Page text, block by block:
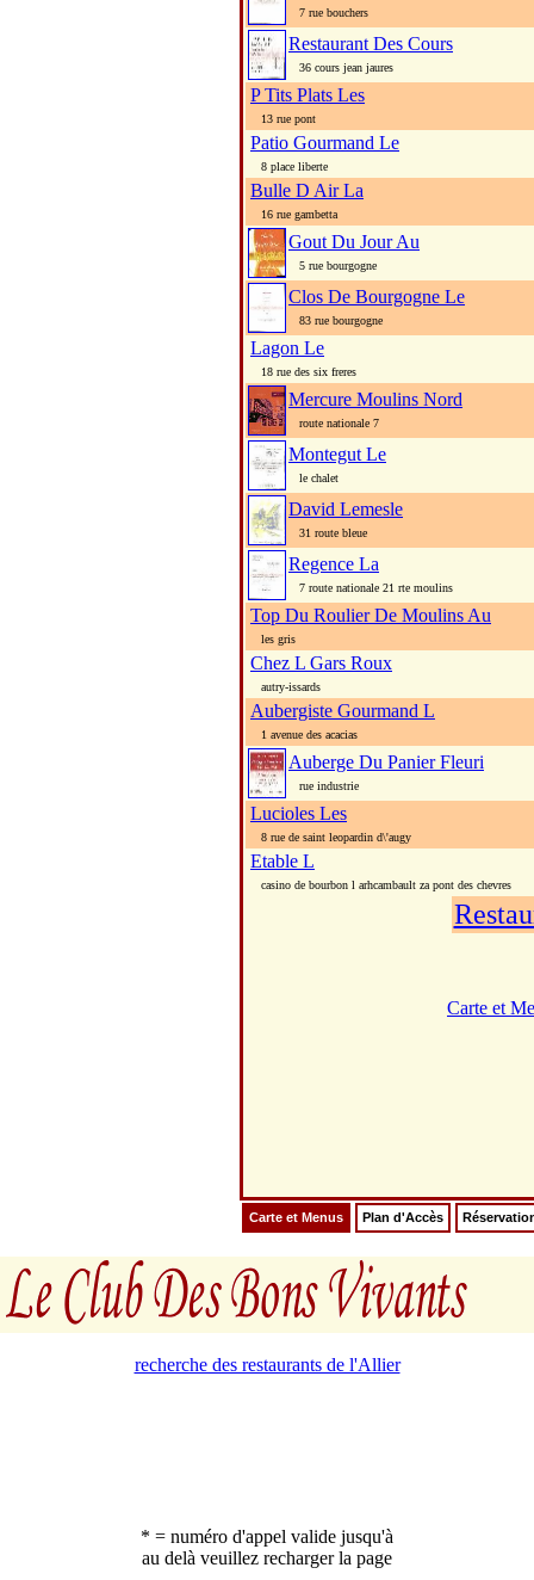
7 rue bouchers
Restaurant Des Cours
36 cours jean jaures
P Tits Plats Les
13 rue pont
Patio Gourmand Le
8 place liberte
Bulle D Air La
16 rue gambetta
Gout Du Jour Au
5 rue bourgogne
Clos De Bourgogne Le
83 rue bourgogne
Lagon Le
18 rue des six freres
Mercure Moulins Nord
route nationale 7
Montegut Le
le chalet
David Lemesle
31 route bleue
Regence La
7 route nationale 21 rte moulins
Top Du Roulier De Moulins Au
les gris
Chez L Gars Roux
autry-issards
Aubergiste Gourmand L
1 avenue des acacias
Auberge Du Panier Fleuri
rue industrie
Lucioles Les
8 rue de saint leopardin d\'augy
Etable L
casino de bourbon l arhcambault za pont des chevres
Carte et
Carte et Menus Plan d'Accès
recherche des restaurants de l'Allier
* = numéro d'appel valide jusqu'à
au delà veuillez recharger la page